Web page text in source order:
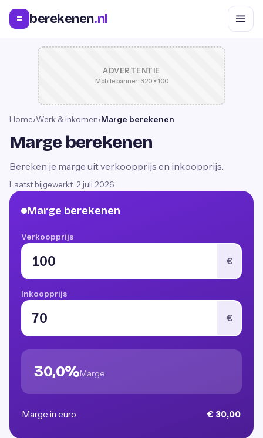
= berekenen.nl
ADVERTENTIE
Mobile banner · 320 × 100
Home›Werk & inkomen›Marge berekenen
Marge berekenen
Bereken je marge uit verkoopprijs en inkoopprijs.
Laatst bijgewerkt: 2 juli 2026
Marge berekenen
Verkoopprijs
€
Inkoopprijs
€
30,0%Marge
Marge in euro € 30,00